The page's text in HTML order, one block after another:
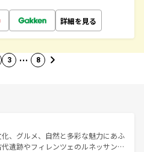
詳細を見る
3 … 8
、グルメ、自然と多彩な魅力にあふ
代遺跡やフィレンツェのルネッサンス